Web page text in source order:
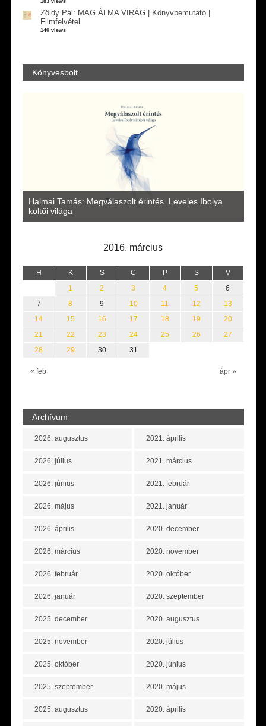
Zöldy Pál: MAG ÁLMA VIRÁG | Könyvbemutató |
Filmfelvétel
140 views
Könyvesbolt
Halmai Tamás: Megválaszolt érintés. Leveles Ibolya
költői világa
2016. március
H K S C P S V
« feb ápr »
1 2 3 4 5
6
7
8 9 10 11 12
13
14
15 16 17 18 19
20
21
22 23 24 25 26
27
28
29 30 31
Archívum
2026. augusztus
2026. július
2026. június
2026. május
2026. április
2026. március
2026. február
2026. január
2025. december
2025. november
2025. október
2025. szeptember
2025. augusztus
2021. április
2021. március
2021. február
2021. január
2020. december
2020. november
2020. október
2020. szeptember
2020. augusztus
2020. július
2020. június
2020. május
2020. április